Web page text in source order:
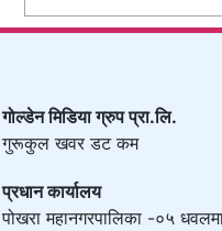
गोल्डेन मिडिया ग्रुप प्रा.लि.
गुरूकुल खवर डट कम
प्रधान कार्यालय
पोखरा महानगरपालिका -०५